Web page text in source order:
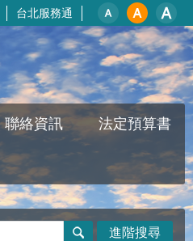
台北服務通
聯絡資訊 法定預算書
進階搜尋